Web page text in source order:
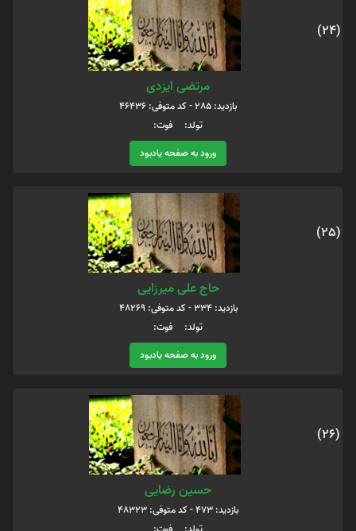
(24)
مرتضی ایزدی
بازدید: 285 - کد متوفی: 46436
تولد: فوت:
ورود به صفحه یادبود
(25)
حاج علی میرزایی
بازدید: 334 - کد متوفی: 48269
تولد: فوت:
ورود به صفحه یادبود
(26)
حسین رضایی
بازدید: 473 - کد متوفی: 48323